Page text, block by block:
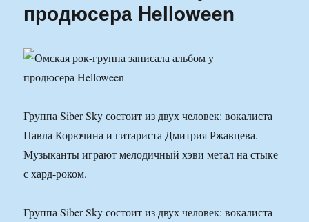
продюсера Helloween
Группа Siber Sky состоит из двух человек: вокалиста
Павла Корючина и гитариста Дмитрия Ржавцева.
Музыканты играют мелодичный хэви метал на стыке
с хард-роком.
Группа Siber Sky состоит из двух человек: вокалиста